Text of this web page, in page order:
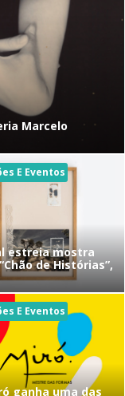
Marcelo
E Eventos
estreia mostra
de Histórias”,
E Eventos
ganha uma das